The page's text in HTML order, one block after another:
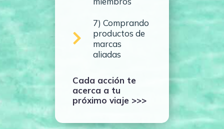
7) Comprando
productos de
marcas
aliadas
Cada acción te
acerca a tu
próximo viaje >>>